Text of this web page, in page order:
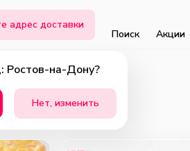
адрес доставки
Ростов-на-Дону?
Нет, изменить
Поиск Акции